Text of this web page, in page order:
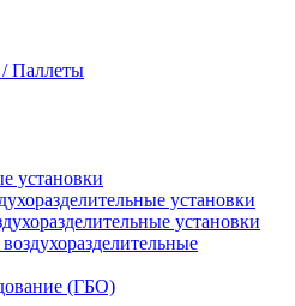
Паллеты
установки
установки
установки
(ГБО)